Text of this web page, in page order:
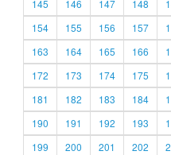
145
146 147 148
154
155 156 157
163
164 165 166
172
173 174 175
181
182 183 184
190
191 192 193
199
200 201 202